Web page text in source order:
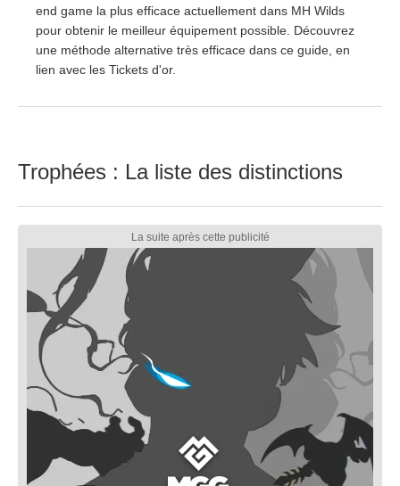
end game la plus efficace actuellement dans MH Wilds
pour obtenir le meilleur équipement possible. Découvrez
une méthode alternative très efficace dans ce guide, en
lien avec les Tickets d'or.
Trophées : La liste des distinctions